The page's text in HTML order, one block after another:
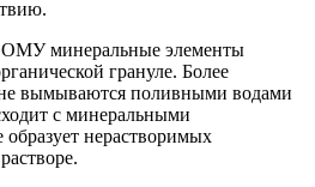
ОМУ минеральные элементы
грануле. Более
вымываются поливными водами
с минеральными
нерастворимых